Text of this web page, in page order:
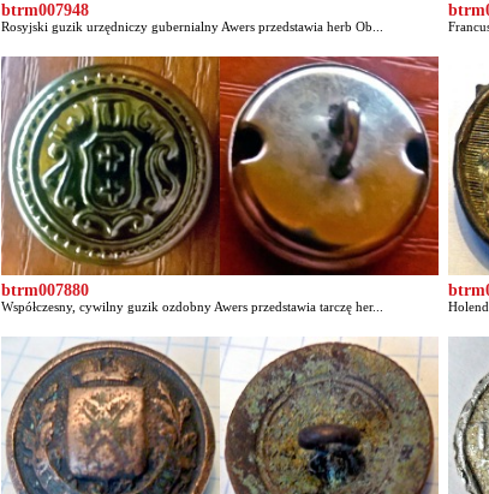
btrm007948
Rosyjski guzik urzędniczy gubernialny Awers przedstawia herb Ob...
btrm007880
Współczesny, cywilny guzik ozdobny Awers przedstawia tarczę her...